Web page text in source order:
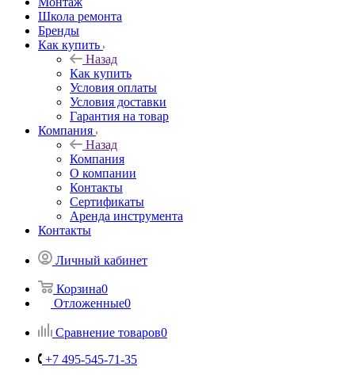
Школа ремонта
Бренды
Как купить
Назад
Как купить
Условия оплаты
Условия доставки
Гарантия на товар
Компания
Назад
Компания
О компании
Контакты
Сертификаты
Аренда инструмента
Контакты
Личный кабинет
Корзина0
Отложенные0
Сравнение товаров0
+7 495-545-71-35